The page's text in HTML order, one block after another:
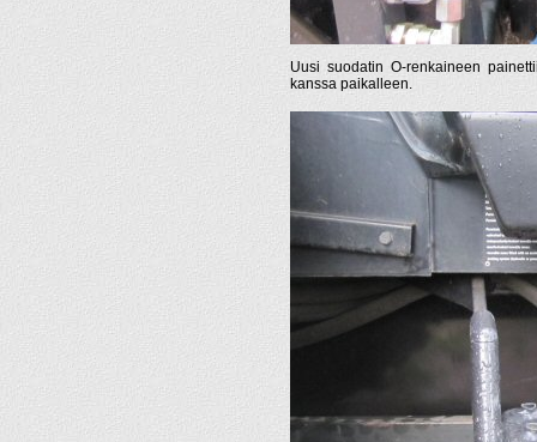
Uusi suodatin O-renkaineen
kanssa paikalleen.